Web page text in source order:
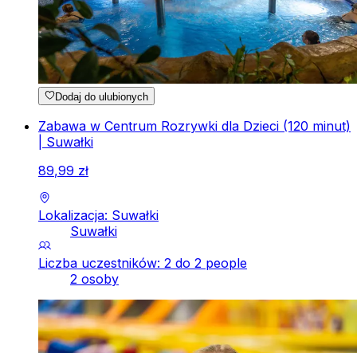
Dodaj do ulubionych
Zabawa w Centrum Rozrywki dla Dzieci (120 minut)
| Suwałki
89,99 zł
Lokalizacja: Suwałki
Suwałki
Liczba uczestników: 2 do 2 people
2 osoby